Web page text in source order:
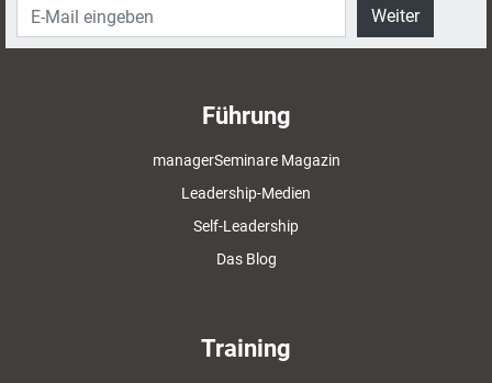
Weiter
Führung
managerSeminare Magazin
Leadership-Medien
Self-Leadership
Das Blog
Training